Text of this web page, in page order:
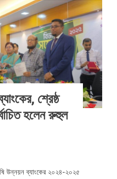
শ্রেষ্ঠ
হলেন রুহুল
উন্নয়ন ব্যাংকের ২০২৪-২০২৫